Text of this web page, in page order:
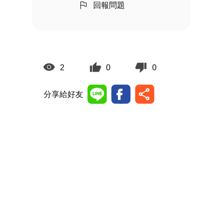
回報問題
2 0 0
分享給好友